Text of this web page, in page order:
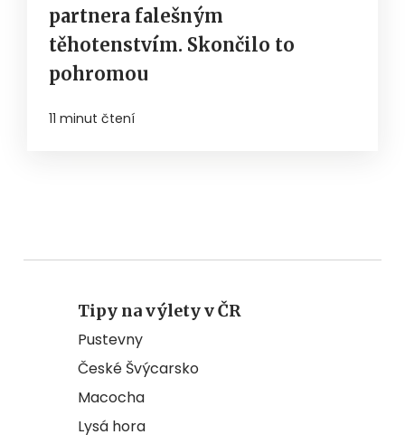
partnera falešným
těhotenstvím. Skončilo to
pohromou
11 minut čtení
Tipy na výlety v ČR
Pustevny
České Švýcarsko
Macocha
Lysá hora